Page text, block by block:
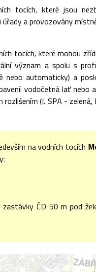
tocích, které jsou
a provozovány
tocích, které mohou
význam a spolu s
nebo automaticky) a
vodočetná lať nebo
(I. SPA - zelená,
na vodních tocích
ČD 50 m pod